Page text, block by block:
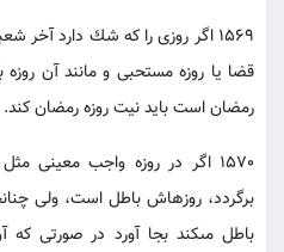
1569 اگر روزى را كه شك دارد آخر
قضا يا روزه مستحبى و مانند آن روزه
رمضان است بايد نيت روزه رمضان كند.
1570 اگر در روزه واجب معينى
برگردد، روزه‏اش باطل است، ولى
باطل مى‏كند بجا آورد در صورتى كه